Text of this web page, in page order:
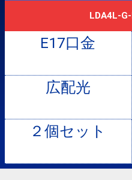
LDA4L-
広配光
２個セット